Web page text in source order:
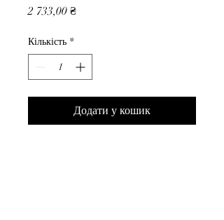
2 733,00 ₴Ціна
Кількість *
Додати у кошик